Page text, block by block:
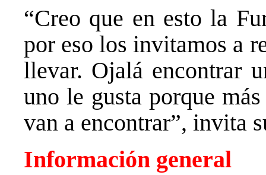
“Creo que en esto la
por eso los invitamos a
llevar. Ojalá encontrar
uno le gusta porque
van a encontrar”, invita
Información general